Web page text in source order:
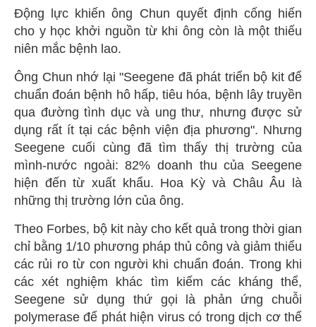
Động lực khiến ông Chun quyết định cống hiến
cho y học khởi nguồn từ khi ông còn là một thiếu
niên mắc bệnh lao.
Ông Chun nhớ lại "Seegene đã phát triển bộ kit để
chuẩn đoán bệnh hô hấp, tiêu hóa, bệnh lây truyền
qua đường tình dục và ung thư, nhưng được sử
dụng rất ít tại các bệnh viện địa phương". Nhưng
Seegene cuối cùng đã tìm thấy thị trường của
mình-nước ngoài: 82% doanh thu của Seegene
hiện đến từ xuất khẩu. Hoa Kỳ và Châu Âu là
những thị trường lớn của ông.
Theo Forbes, bộ kit này cho kết quả trong thời gian
chỉ bằng 1/10 phương pháp thủ công và giảm thiểu
các rủi ro từ con người khi chuẩn đoán. Trong khi
các xét nghiệm khác tìm kiếm các kháng thể,
Seegene sử dụng thứ gọi là phản ứng chuỗi
polymerase để phát hiện virus có trong dịch cơ thể